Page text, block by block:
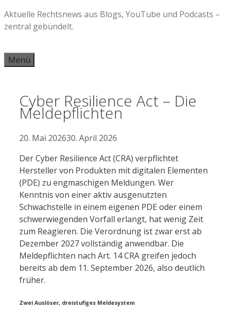
Zum
Inhalt
Aktuelle Rechtsnews aus Blogs, YouTube und Podcasts –
zentral gebündelt.
Menü
Cyber Resilience Act – Die
Meldepflichten
20. Mai 202630. April 2026
Der Cyber Resilience Act (CRA) verpflichtet
Hersteller von Produkten mit digitalen Elementen
(PDE) zu engmaschigen Meldungen. Wer
Kenntnis von einer aktiv ausgenutzten
Schwachstelle in einem eigenen PDE oder einem
schwerwiegenden Vorfall erlangt, hat wenig Zeit
zum Reagieren. Die Verordnung ist zwar erst ab
Dezember 2027 vollständig anwendbar. Die
Meldepflichten nach Art. 14 CRA greifen jedoch
bereits ab dem 11. September 2026, also deutlich
früher.
Zwei Auslöser, dreistufiges Meldesystem